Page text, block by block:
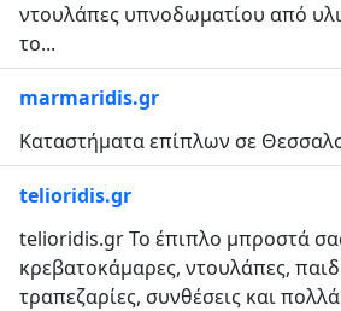
ντουλάπες υπνοδωματίου από
το...
marmaridis.gr
Καταστήματα επίπλων σε
telioridis.gr
telioridis.gr Το έπιπλο μπροστά
κρεβατοκάμαρες, ντουλάπες,
τραπεζαρίες, συνθέσεις και